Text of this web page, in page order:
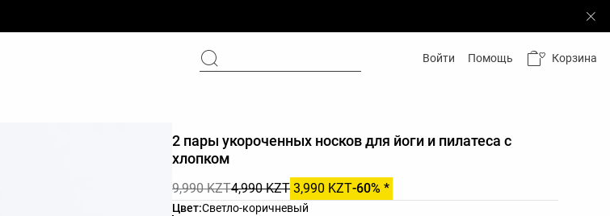
Войти Помощь Корзина
Цвет:Светло-коричневый
Список цветов товара
2 пары укороченных носков для йоги и пилатеса с
хлопком
9,990 KZT4,990 KZT 3,990 KZT-60% *